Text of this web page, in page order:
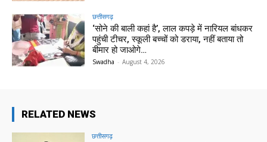
छत्तीसगढ़
‘सोने की बाली कहां है’, लाल कपड़े में नारियल बांधकर
पहुंची टीचर, स्कूली बच्चों को डराया, नहीं बताया तो
बीमार हो जाओगे…
Swadha - August 4, 2026
RELATED NEWS
छत्तीसगढ़